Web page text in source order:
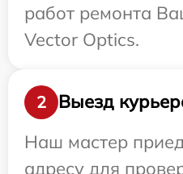
работ ремонта
Vector Optics.
2
Выезд
Наш мастер
адресу для